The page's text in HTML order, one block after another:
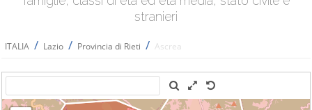
stranieri
ITALIA / Lazio / Provincia di Rieti / Ascrea